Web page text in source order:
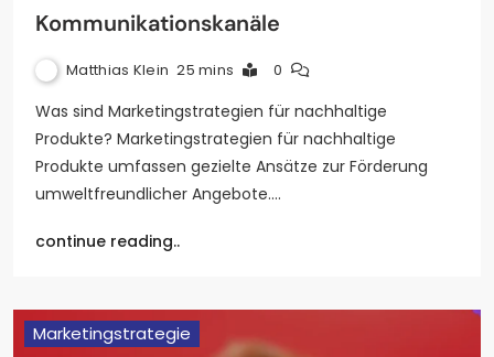
Kommunikationskanäle
Matthias Klein 25 mins 0
Was sind Marketingstrategien für nachhaltige
Produkte? Marketingstrategien für nachhaltige
Produkte umfassen gezielte Ansätze zur Förderung
umweltfreundlicher Angebote.…
continue reading..
Marketingstrategie